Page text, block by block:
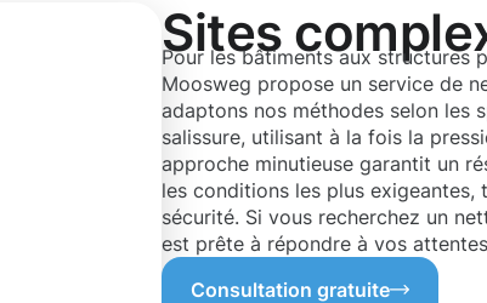
Sites
Pour les bâtiments aux structures
Moosweg propose un service de
adaptons nos méthodes selon les
salissure, utilisant à la fois la
approche minutieuse garantit un
les conditions les plus
sécurité. Si vous recherchez un
est prête à répondre à vos
Consultation gratuite